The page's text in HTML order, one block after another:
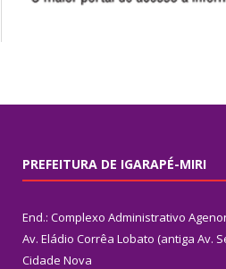
PREFEITURA DE IGARAPÉ-MIRI
End.: Complexo Administrativo
Av. Eládio Corrêa Lobato (antiga Av.
Cidade Nova